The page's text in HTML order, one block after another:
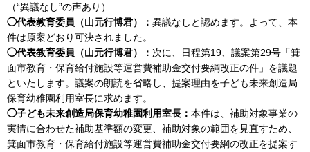
（“異議なし”の声あり）
◯代表教育委員（山元行博君）： 異議なしと認めます。よって、本
件は原案どおり可決されました。
◯代表教育委員（山元行博君）： 次に、日程第19、議案第29号「箕
面市教育・保育給付施設等運営費補助金交付要綱改正の件」を議題
といたします。議案の朗読を省略し、提案理由を子ども未来創造局
保育幼稚園利用室長に求めます。
◯子ども未来創造局保育幼稚園利用室長： 本件は、補助対象事業の
実情に合わせた補助基準額の変更、補助対象の範囲を見直すため、
箕面市教育・保育給付施設等運営費補助金交付要綱の改正を提案す